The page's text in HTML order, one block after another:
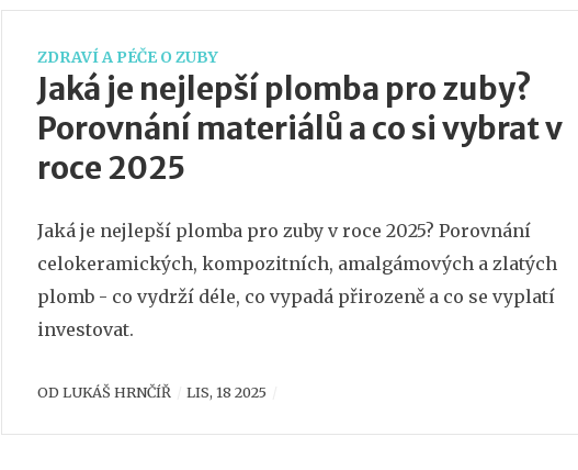
ZDRAVÍ A PÉČE O ZUBY
Jaká je nejlepší plomba pro zuby?
Porovnání materiálů a co si vybrat v
roce 2025
Jaká je nejlepší plomba pro zuby v roce 2025? Porovnání
celokeramických, kompozitních, amalgámových a zlatých
plomb - co vydrží déle, co vypadá přirozeně a co se vyplatí
investovat.
OD LUKÁŠ HRNČÍŘ LIS, 18 2025